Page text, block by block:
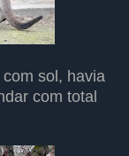
sol, havia
com total